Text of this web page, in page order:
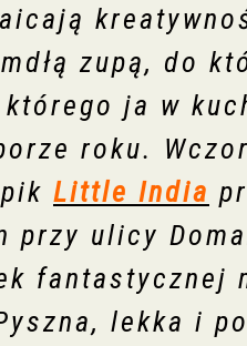
zupą, do
ja w
roku.
Little India
przy ulicy
fantastycznej
lekka i